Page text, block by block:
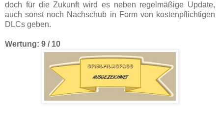
doch für die Zukunft wird es neben regelmäßige Update,
auch sonst noch Nachschub in Form von kostenpflichtigen
DLCs geben.
Wertung: 9 / 10